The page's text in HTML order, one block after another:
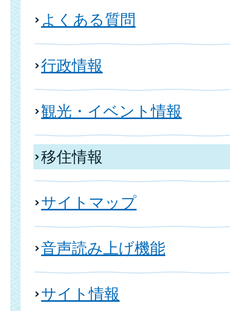
よくある質問
行政情報
観光・イベント情報
移住情報
サイトマップ
音声読み上げ機能
サイト情報